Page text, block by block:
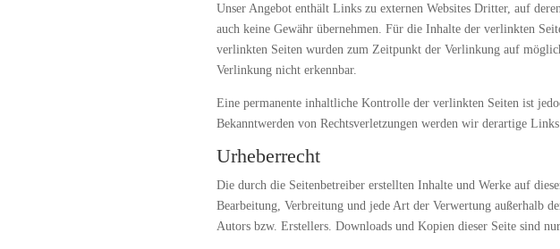
Unser Angebot enthält Links zu externen Websites Dritter, auf
auch keine Gewähr übernehmen. Für die Inhalte der verlinkten
verlinkten Seiten wurden zum Zeitpunkt der Verlinkung auf
Verlinkung nicht erkennbar.
Eine permanente inhaltliche Kontrolle der verlinkten Seiten ist
Bekanntwerden von Rechtsverletzungen werden wir derartige Links
Urheberrecht
Die durch die Seitenbetreiber erstellten Inhalte und Werke auf
Bearbeitung, Verbreitung und jede Art der Verwertung außerhalb
Autors bzw. Erstellers. Downloads und Kopien dieser Seite sind